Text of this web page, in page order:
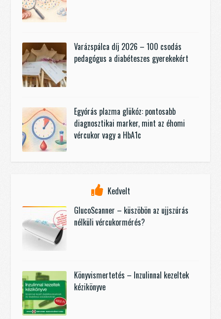
Varázspálca díj 2026 – 100 csodás
pedagógus a diabéteszes gyerekekért
Egyórás plazma glükóz: pontosabb
diagnosztikai marker, mint az éhomi
vércukor vagy a HbA1c
Kedvelt
GlucoScanner – küszöbön az ujjszúrás
nélküli vércukormérés?
Könyvismertetés – Inzulinnal kezeltek
kézikönyve